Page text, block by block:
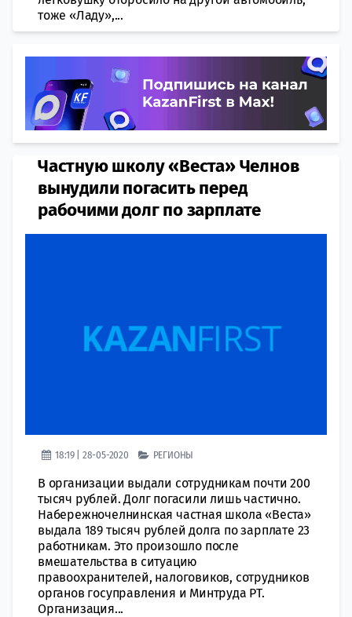
тоже «Ладу»,...
Частную школу «Веста» Челнов
вынудили погасить перед
рабочими долг по зарплате
18:19 | 28-05-2020 РЕГИОНЫ
В организации выдали сотрудникам почти 200
тысяч рублей. Долг погасили лишь частично.
Набережночелнинская частная школа «Веста»
выдала 189 тысяч рублей долга по зарплате 23
работникам. Это произошло после
вмешательства в ситуацию
правоохранителей, налоговиков, сотрудников
органов госуправления и Минтруда РТ.
Организация...